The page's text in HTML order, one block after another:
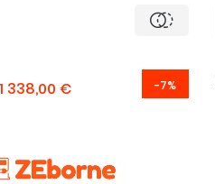
1 338,00 € -7%